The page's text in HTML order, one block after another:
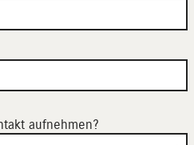
aufnehmen?